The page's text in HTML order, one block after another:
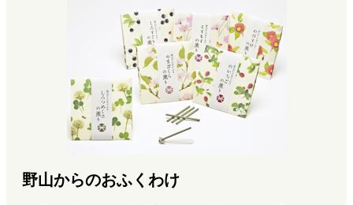
野山からのおふくわけ